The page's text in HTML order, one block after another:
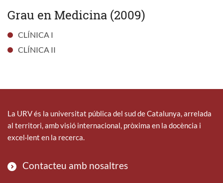
Grau en Medicina (2009)
CLÍNICA I
CLÍNICA II
La URV és la universitat pública del sud de Catalunya, arrelada
al territori, amb visió internacional, pròxima en la docència i
excel·lent en la recerca.
Contacteu amb nosaltres